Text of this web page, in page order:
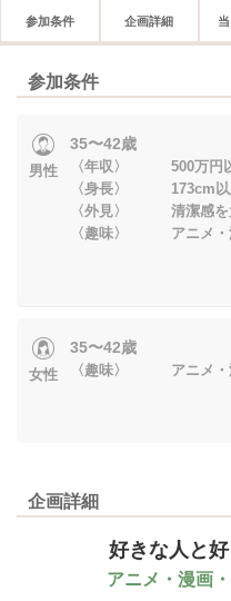
参加条件 企画詳細
参加条件
男性
35〜42歳
〈年収〉 500万円
〈身長〉 173cm以
〈外見〉 清潔感を
〈趣味〉 アニメ・
女性
35〜42歳
〈趣味〉 アニメ・
企画詳細
好きな人と
アニメ・漫画